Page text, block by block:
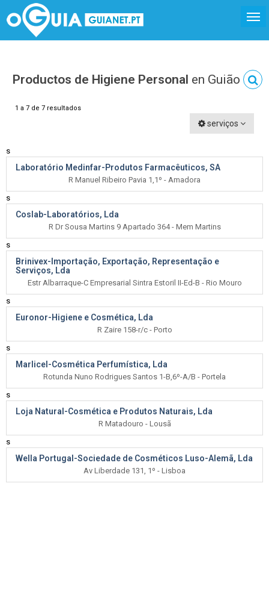
Productos de Higiene Personal en Guião
1 a 7 de 7 resultados
serviços
s
Laboratório Medinfar-Produtos Farmacêuticos, SA
R Manuel Ribeiro Pavia 1,1º - Amadora
s
Coslab-Laboratórios, Lda
R Dr Sousa Martins 9 Apartado 364 - Mem Martins
s
Brinivex-Importação, Exportação, Representação e
Serviços, Lda
Estr Albarraque-C Empresarial Sintra Estoril II-Ed-B - Rio Mouro
s
Euronor-Higiene e Cosmética, Lda
R Zaire 158-r/c - Porto
s
Marlicel-Cosmética Perfumística, Lda
Rotunda Nuno Rodrigues Santos 1-B,6º-A/B - Portela
s
Loja Natural-Cosmética e Produtos Naturais, Lda
R Matadouro - Lousã
s
Wella Portugal-Sociedade de Cosméticos Luso-Alemã, Lda
Av Liberdade 131, 1º - Lisboa